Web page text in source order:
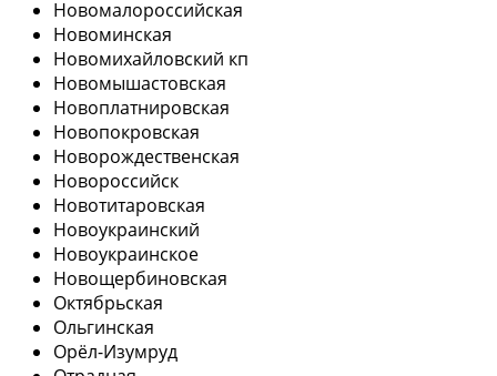
Новомалороссийская
Новоминская
Новомихайловский кп
Новомышастовская
Новоплатнировская
Новопокровская
Новорождественская
Новороссийск
Новотитаровская
Новоукраинский
Новоукраинское
Новощербиновская
Октябрьская
Ольгинская
Орёл-Изумруд